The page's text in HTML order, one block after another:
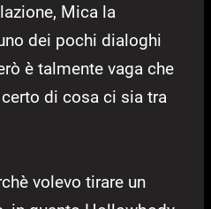
Mica la
dei pochi dialoghi
è talmente vaga che
di cosa ci sia tra
volevo tirare un